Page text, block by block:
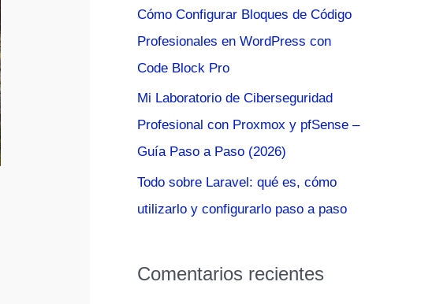
:
Cómo Configurar Bloques de Código
Profesionales en WordPress con
Code Block Pro
Mi Laboratorio de Ciberseguridad
Profesional con Proxmox y pfSense –
Guía Paso a Paso (2026)
Todo sobre Laravel: qué es, cómo
utilizarlo y configurarlo paso a paso
Comentarios recientes